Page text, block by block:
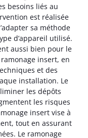
besoins liés au
est réalisée
sa méthode
d’appareil utilisé.
aussi bien pour le
insert, en
et des
installation. Le
les dépôts
les risques
insert vise à
tout en assurant
Le ramonage